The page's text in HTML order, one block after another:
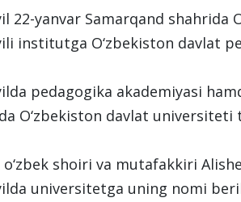
22-yanvar Samarqand
institutga O‘zbekiston davlat
pedagogika akademiyasi
O‘zbekiston davlat universiteti
o‘zbek shoiri va mutafakkiri
universitetga uning nomi